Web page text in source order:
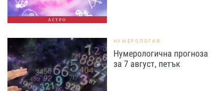
АСТРО
НУМЕРОЛОГИЯ
Нумерологична прогноза
за 7 август, петък